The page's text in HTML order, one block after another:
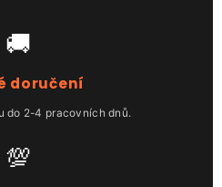
🚚
doručení
do 2-4 pracovních dnů.
💯